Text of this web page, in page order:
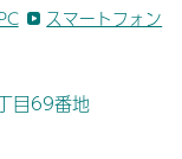
PC スマートフォン
目69番地